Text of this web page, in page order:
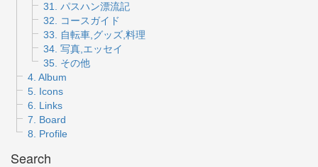
31. パスハン漂流記
32. コースガイド
33. 自転車,グッズ,料理
34. 写真,エッセイ
35. その他
4. Album
5. Icons
6. Links
7. Board
8. Profile
Search